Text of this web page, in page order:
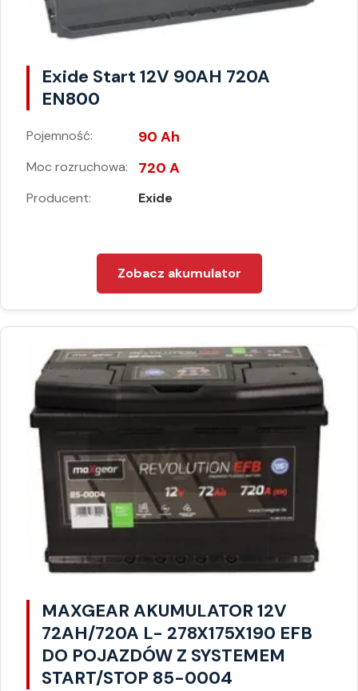
Exide Start 12V 90AH 720A
EN800
Pojemność: 90 Ah
Moc rozruchowa: 720 A
Producent: Exide
Zobacz akumulator
MAXGEAR AKUMULATOR 12V
72AH/720A L- 278X175X190 EFB
DO POJAZDÓW Z SYSTEMEM
START/STOP 85-0004